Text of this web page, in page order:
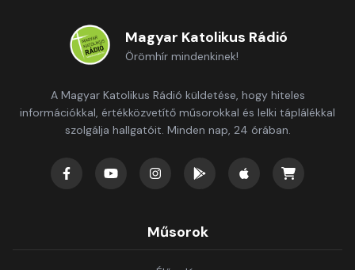
Magyar Katolikus Rádió
Örömhír mindenkinek!
A Magyar Katolikus Rádió küldetése, hogy hiteles
információkkal, értékközvetítő műsorokkal és lelki táplálékkal
szolgálja hallgatóit. Minden nap, 24 órában.
Műsorok